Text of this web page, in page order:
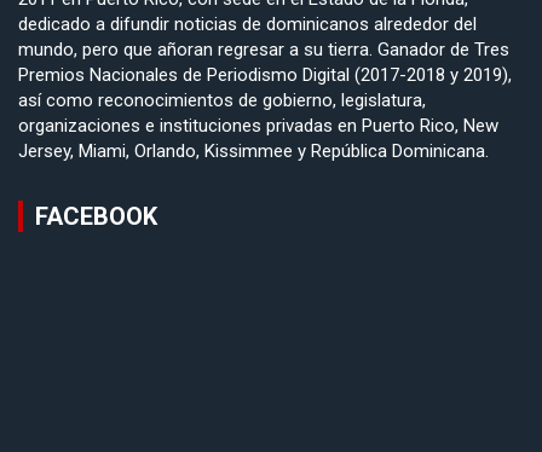
dedicado a difundir noticias de dominicanos alrededor del
mundo, pero que añoran regresar a su tierra. Ganador de Tres
Premios Nacionales de Periodismo Digital (2017-2018 y 2019),
así como reconocimientos de gobierno, legislatura,
organizaciones e instituciones privadas en Puerto Rico, New
Jersey, Miami, Orlando, Kissimmee y República Dominicana.
FACEBOOK